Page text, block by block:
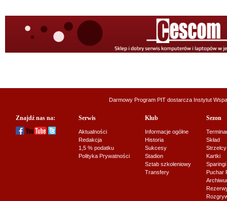
Darmowy Program PIT dostarcza Instytut
Znajdź nas na: Serwis
Aktualności
Redakcja
1,5 % podatku
Polityka Prywatności
Klub
Informacje ogólne
Historia
Sukcesy
Stadion
Sztab szkoleniowy
Transfery
Sezon
Skład
Strzelcy
Kartki
Sparingi
Puchar